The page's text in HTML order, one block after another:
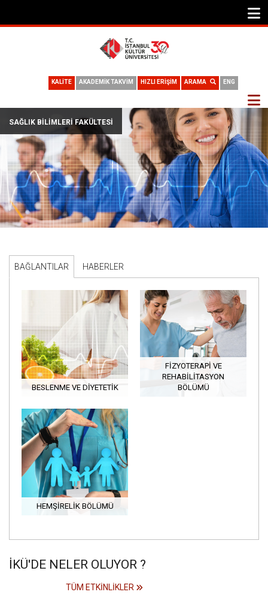
ENG
ARAMA
HIZLI ERİŞİM
AKADEMİK TAKVİM
KALİTE
SAĞLIK BILIMLERI FAKÜLTESI
BAĞLANTILAR HABERLER
BESLENME VE DIYETETIK
FIZYOTERAPI VE
REHABILITASYON
BÖLÜMÜ
HEMŞIRELIK BÖLÜMÜ
İKÜ'DE NELER OLUYOR ?
TÜM ETKINLIKLER